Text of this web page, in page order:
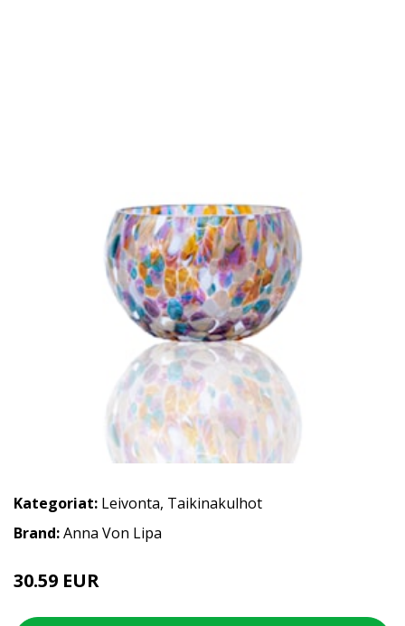
Kategoriat: Leivonta, Taikinakulhot
Brand:Anna Von Lipa
30.59 EUR